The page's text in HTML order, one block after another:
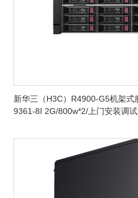
新华三（H3C）R4900-G5机架
9361-8I 2G/800w*2/上门安装调试